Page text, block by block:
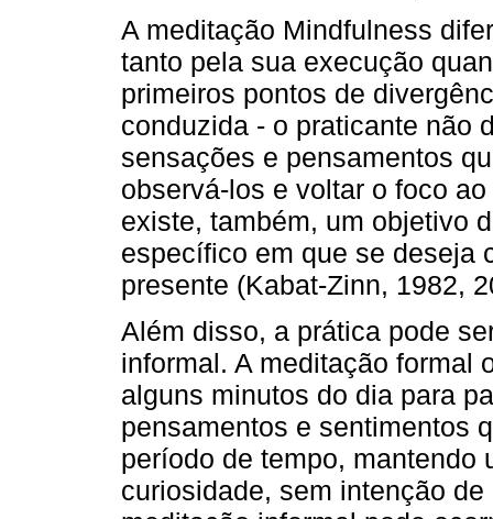
A meditação Mindfulness
tanto pela sua execução
primeiros pontos de
conduzida - o praticante não
sensações e pensamentos
observá-los e voltar o foco
existe, também, um objetivo
específico em que se deseja
presente (Kabat-Zinn, 1982,
Além disso, a prática pode
informal. A meditação formal
alguns minutos do dia para
pensamentos e sentimentos
período de tempo, mantendo
curiosidade, sem intenção